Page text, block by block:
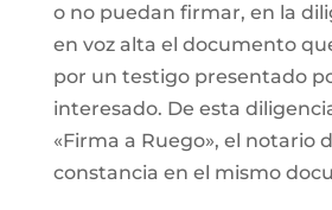
o no puedan firmar, en la
en voz alta el documento
por un testigo presentado
interesado. De esta
«Firma a Ruego», el notario
constancia en el mismo